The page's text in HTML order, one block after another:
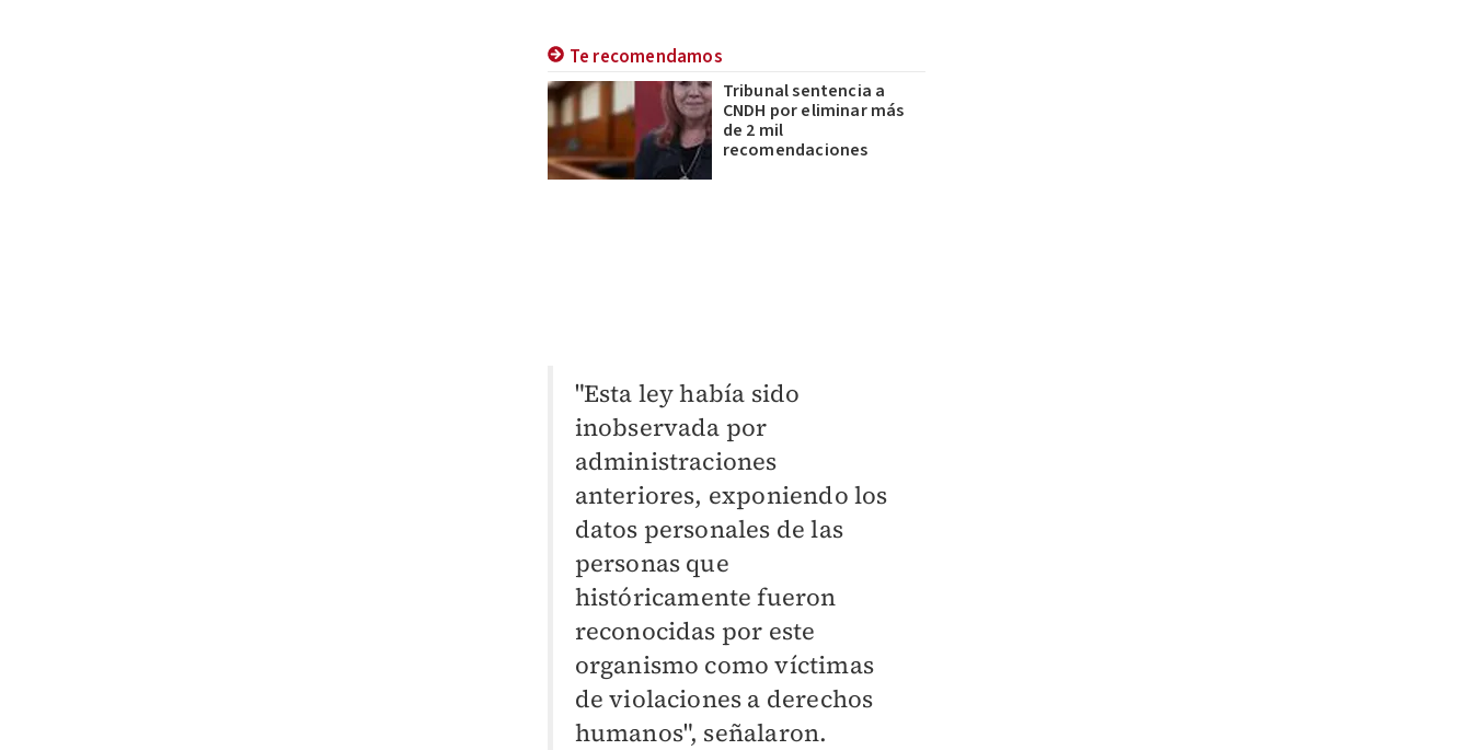
Te recomendamos
Tribunal sentencia a
CNDH por eliminar más
de 2 mil
recomendaciones
"Esta ley había sido
inobservada por
administraciones
anteriores, exponiendo los
datos personales de las
personas que
históricamente fueron
reconocidas por este
organismo como víctimas
de violaciones a derechos
humanos", señalaron.